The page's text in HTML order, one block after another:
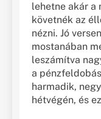
lehetne akár a
követnék az
nézni. Jó
mostanában
leszámítva
a
harmadik,
hétvégén, és